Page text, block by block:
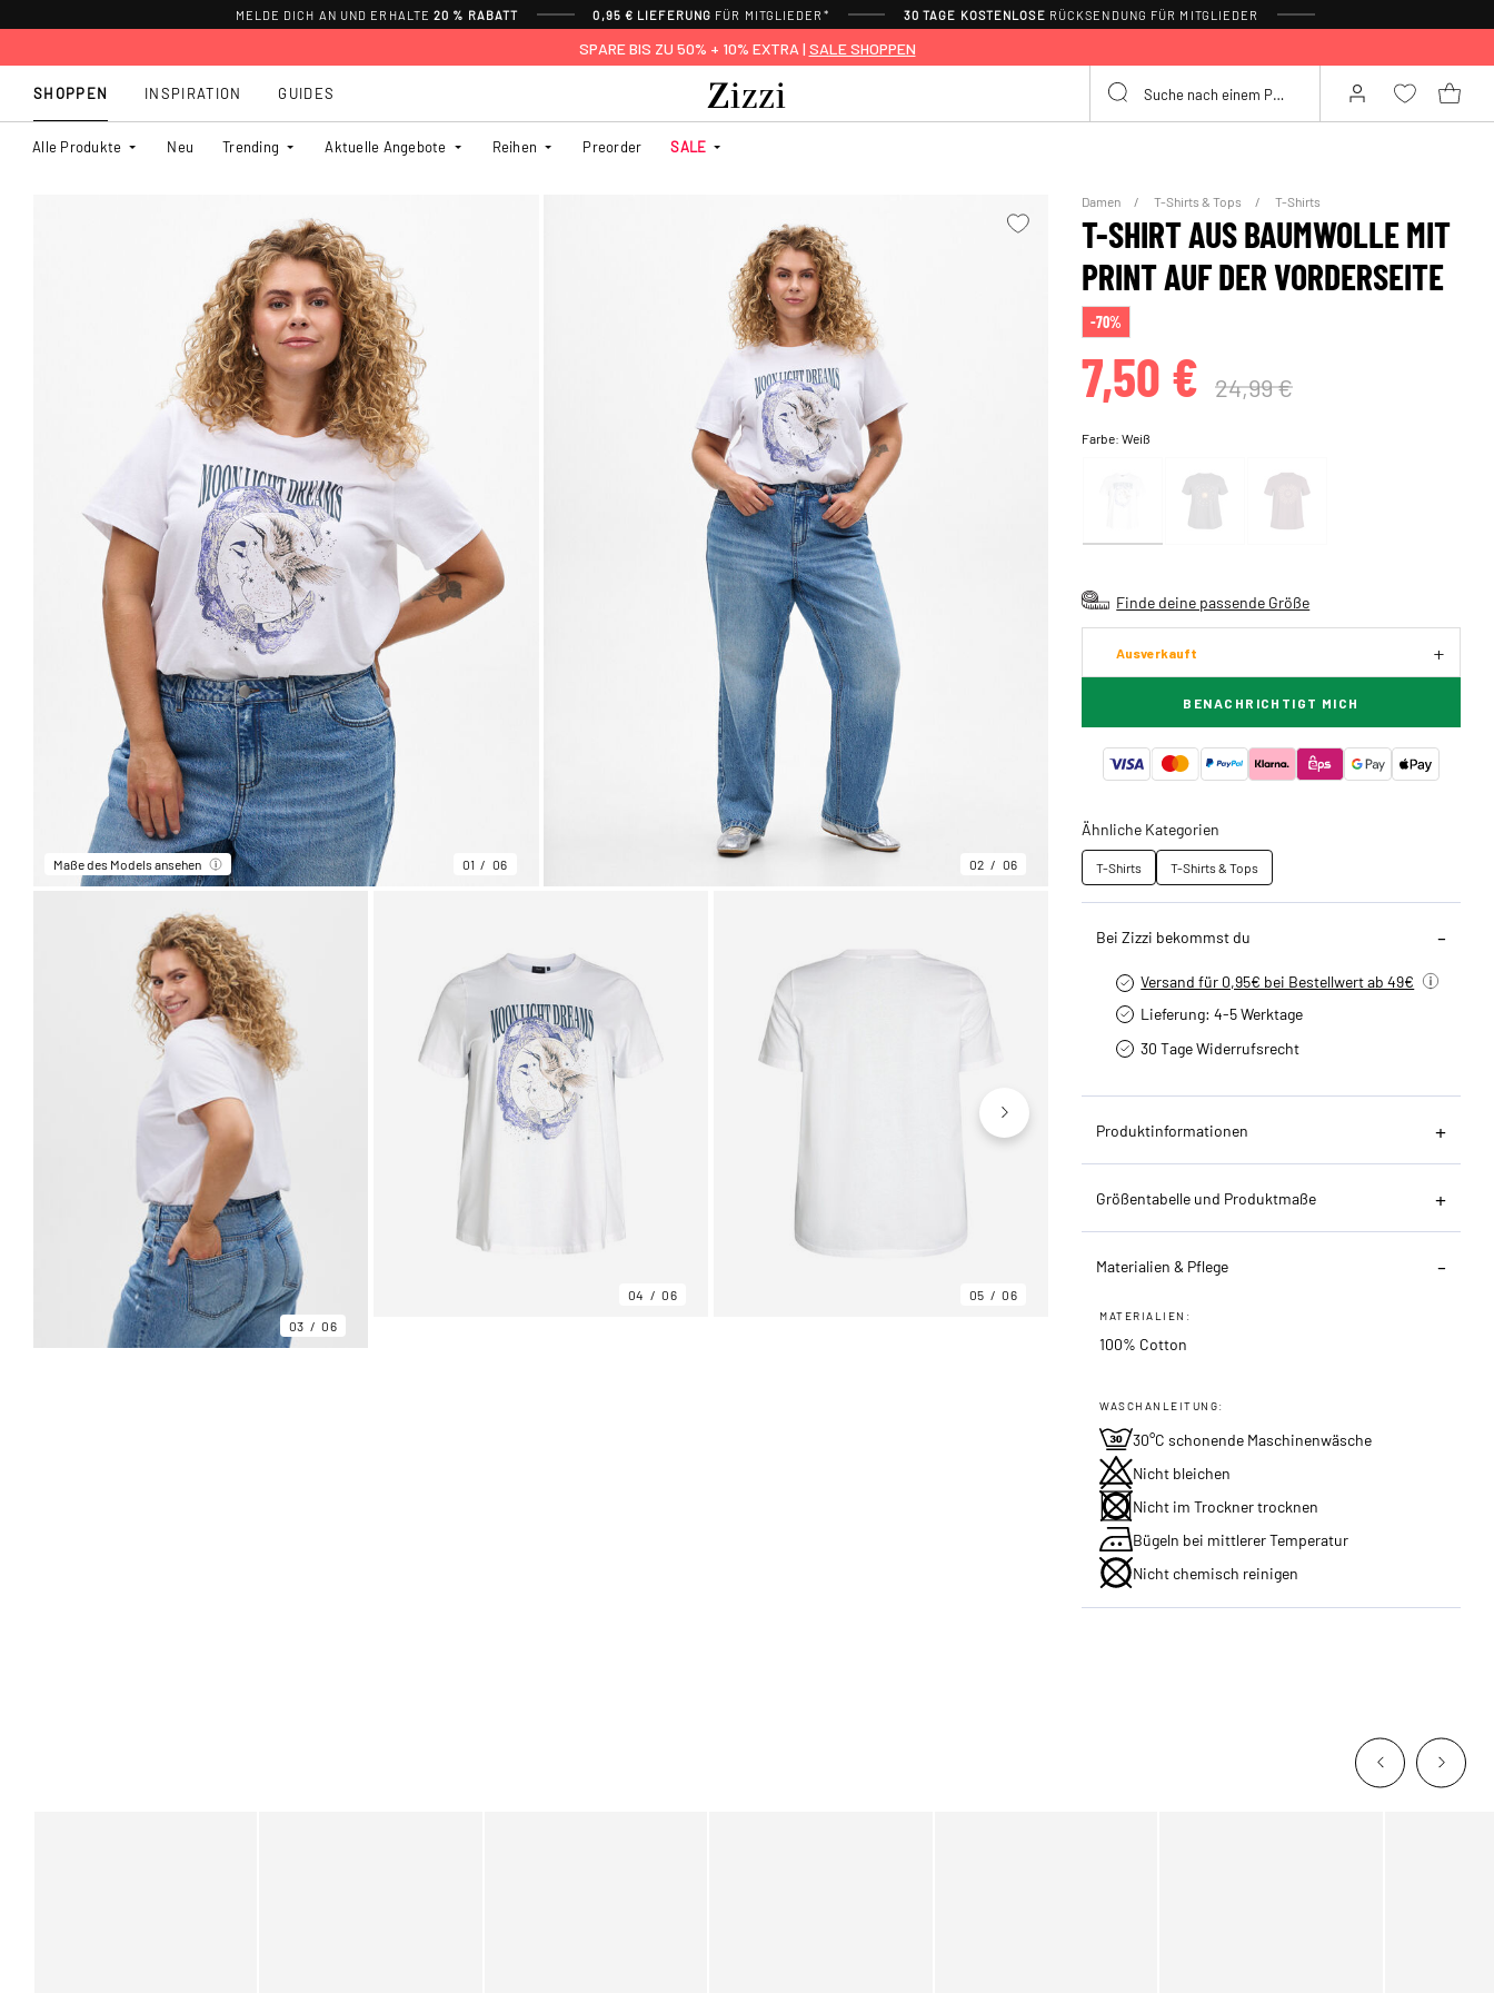
MELDE DICH AN UND ERHALTE20 % RABATT 0,95 € LIEFERUNG FÜR MITGLIEDER* 30 TAGE KOSTENLOSE RÜCKSENDUNG FÜR MITGLIEDER
SPARE BIS ZU 50% + 10% EXTRA | SALE SHOPPEN
SHOPPEN
Alle Produkte Neu Trending Aktuelle Angebote Reihen Preorder SALE
INSPIRATION GUIDES
Maße des Models ansehen 01 06 02 06
03 06
04 06 05 06
Damen T-Shirts & Tops T-Shirts
T-SHIRT AUS BAUMWOLLE MIT
PRINT AUF DER VORDERSEITE
-70%
7,50 € 24,99 €
Farbe:Weiß
Finde deine passende Größe
Ausverkauft
BENACHRICHTIGT MICH
Ähnliche Kategorien
T-Shirts T-Shirts & Tops
Bei Zizzi bekommst du
Versand für 0,95€ bei Bestellwert ab 49€
Lieferung: 4-5 Werktage
30 Tage Widerrufsrecht
Produktinformationen
Größentabelle und Produktmaße
Materialien & Pflege
MATERIALIEN:
100% Cotton
WASCHANLEITUNG:
30°C schonende Maschinenwäsche
Nicht bleichen
Nicht im Trockner trocknen
Bügeln bei mittlerer Temperatur
Nicht chemisch reinigen